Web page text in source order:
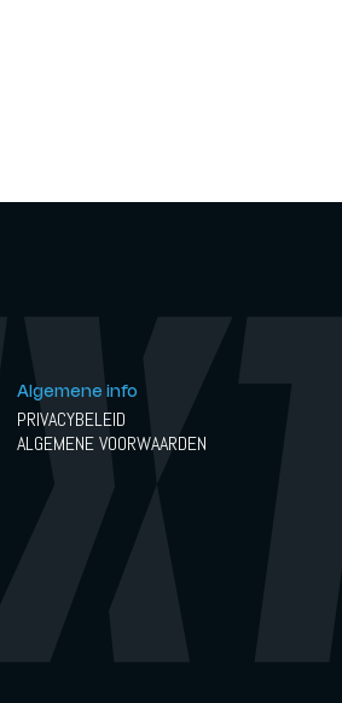
Algemene info
PRIVACYBELEID
ALGEMENE VOORWAARDEN